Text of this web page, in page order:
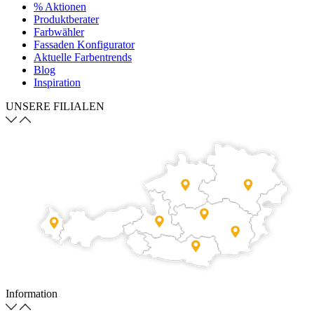
% Aktionen
Produktberater
Farbwähler
Fassaden Konfigurator
Aktuelle Farbentrends
Blog
Inspiration
UNSERE FILIALEN
Information